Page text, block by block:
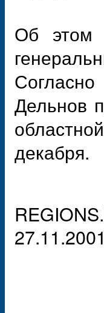
Об этом
Дельнов
декабря.